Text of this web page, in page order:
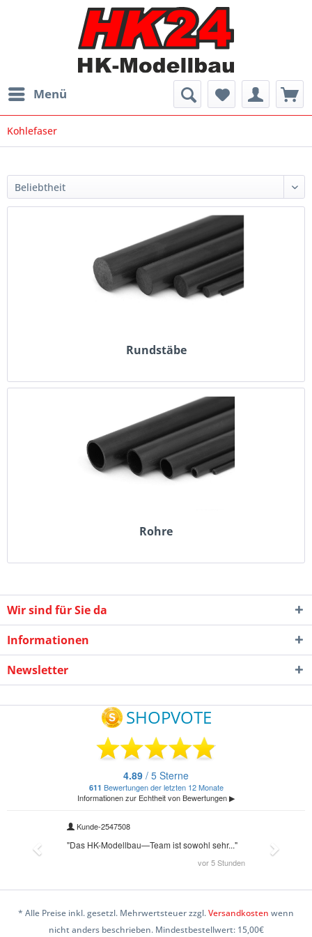
Menü
Kohlefaser
Rundstäbe
Rohre
Wir sind für Sie da
Informationen
Newsletter
* Alle Preise inkl. gesetzl. Mehrwertsteuer zzgl.Versandkosten wenn
nicht anders beschrieben. Mindestbestellwert: 15,00€